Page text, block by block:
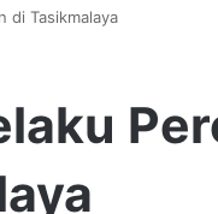
di Tasikmalaya